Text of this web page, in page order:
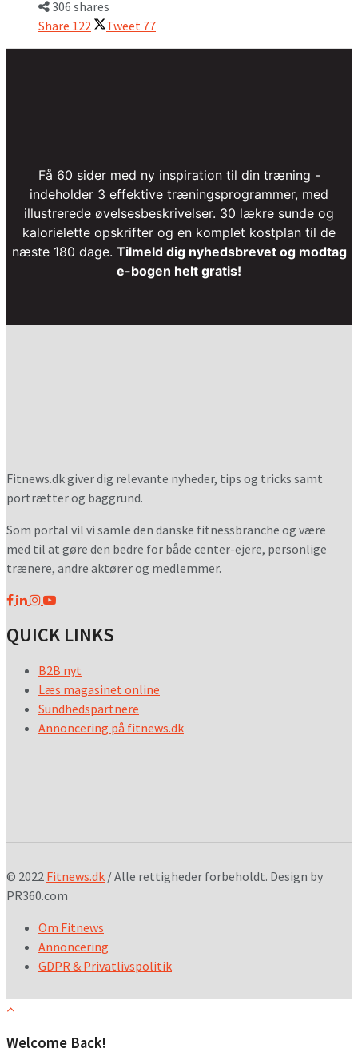
306 shares
Share 122 Tweet 77
Få 60 sider med ny inspiration til din træning -
indeholder 3 effektive træningsprogrammer, med
illustrerede øvelsesbeskrivelser. 30 lækre sunde og
kalorielette opskrifter og en komplet kostplan til de
næste 180 dage. Tilmeld dig nyhedsbrevet og modtag
e-bogen helt gratis!
Fitnews.dk giver dig relevante nyheder, tips og tricks samt
portrætter og baggrund.
Som portal vil vi samle den danske fitnessbranche og være
med til at gøre den bedre for både center-ejere, personlige
trænere, andre aktører og medlemmer.
QUICK LINKS
B2B nyt
Læs magasinet online
Sundhedspartnere
Annoncering på fitnews.dk
© 2022 Fitnews.dk / Alle rettigheder forbeholdt. Design by
PR360.com
Om Fitnews
Annoncering
GDPR & Privatlivspolitik
Welcome Back!